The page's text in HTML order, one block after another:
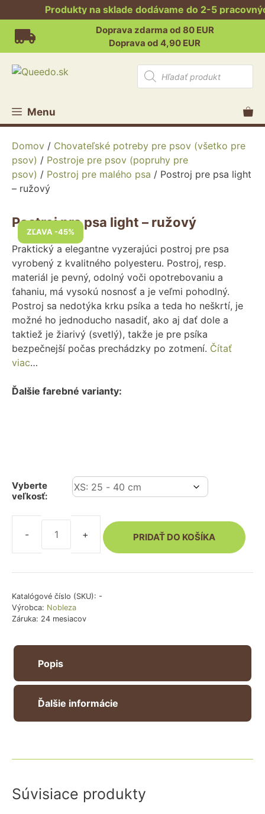
Produkty na sklade dodávame do 2-5
Preskočiť
obsah
Doprava zdarma od 80 EUR
Doprava od 4,90 EUR
Products
search
Menu
Domov / Chovateľské potreby pre psov (všetko pre
psov) / Postroje pre psov (popruhy pre
psov) / Postroj pre malého psa / Postroj pre psa light
– ružový
ZĽAVA -45%
Postroj pre psa light – ružový
Praktický a elegantne vyzerajúci postroj pre psa
vyrobený z kvalitného polyesteru. Postroj, resp.
materiál je pevný, odolný voči opotrebovaniu a
ťahaniu, má vysokú nosnosť a je veľmi pohodlný.
Postroj sa nedotýka krku psíka a teda ho neškrtí, je
možné ho jednoducho nasadiť, ako aj dať dole a
taktiež je žiarivý (svetlý), takže je pre psíka
bezpečnejší počas prechádzky po zotmení. Čítať
viac…
Ďalšie farebné varianty:
Vyberte
veľkosť:
množstvo
Postroj
light
PRIDAŤ DO KOŠÍKA
Katalógové číslo (SKU): -
Výrobca: Nobleza
Záruka: 24 mesiacov
Popis
Ďalšie informácie
Súvisiace produkty